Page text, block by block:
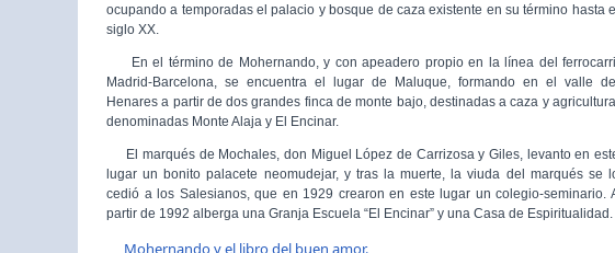
ocupando a temporadas el palacio y bosque de caza existente en su término hasta el
siglo XX.
En el término de Mohernando, y con apeadero propio en la línea del ferrocarril
Madrid-Barcelona, se encuentra el lugar de Maluque, formando en el valle del
Henares a partir de dos grandes finca de monte bajo, destinadas a caza y
denominadas Monte Alaja y El Encinar.
El marqués de Mochales, don Miguel López de Carrizosa y Giles, levanto en
lugar un bonito palacete neomudejar, y tras la muerte, la viuda del marqués se
cedió a los Salesianos, que en 1929 crearon en este lugar un colegio-seminario.
partir de 1992 alberga una Granja Escuela “El Encinar” y una Casa de Espiritualidad.
Mohernando y el libro del buen amor.